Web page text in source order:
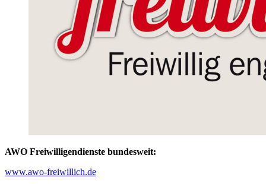
AWO Freiwilligendienste bundesweit:
www.awo-freiwillich.de